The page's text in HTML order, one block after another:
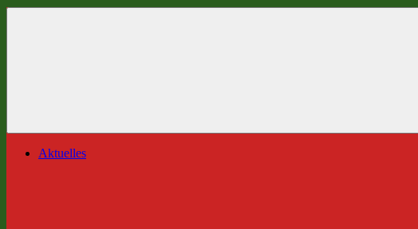
Aktuelles